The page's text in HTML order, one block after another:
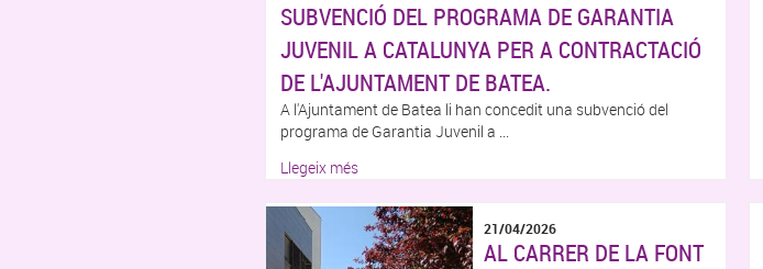
SUBVENCIÓ DEL PROGRAMA DE GARANTIA
JUVENIL A CATALUNYA PER A CONTRACTACIÓ
DE L'AJUNTAMENT DE BATEA.
A l'Ajuntament de Batea li han concedit una subvenció del
programa de Garantia Juvenil a ...
Llegeix més
21/04/2026
AL CARRER DE LA FONT